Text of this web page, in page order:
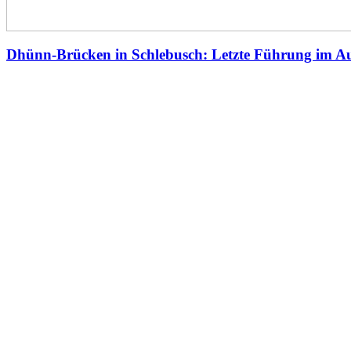
Dhünn-Brücken in Schlebusch: Letzte Führung im